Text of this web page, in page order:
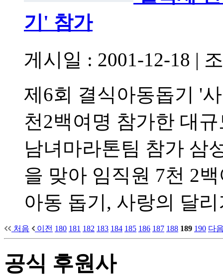
기' 참가
게시일 : 2001-12-18 |
제6회 결식아동돕기 '
천2백여명 참가한 대
남녀마라톤팀 참가 삼
을 맞아 임직원 7천 2
아동 돕기, 사랑의 달
처음 이전 180 181 182 183 184 185 186 187 188 189 190 다
공식 후원사